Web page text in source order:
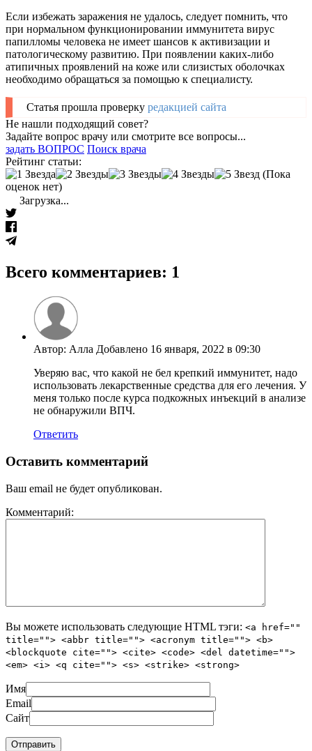
Если избежать заражения не удалось, следует помнить, что
при нормальном функционировании иммунитета вирус
папилломы человека не имеет шансов к активизации и
патологическому развитию. При появлении каких-либо
атипичных проявлений на коже или слизистых оболочках
необходимо обращаться за помощью к специалисту.
Статья прошла проверку редакцией сайта
Не нашли подходящий совет?
Задайте вопрос врачу или смотрите все вопросы...
задать ВОПРОС Поиск врача
Рейтинг статьи:
(Пока
оценок нет)
Загрузка...
Всего комментариев: 1
Автор: Алла Добавлено 16 января, 2022 в 09:30
Уверяю вас, что какой не бел крепкий иммунитет, надо
использовать лекарственные средства для его лечения. У
меня только после курса подкожных инъекций в анализе
не обнаружили ВПЧ.
Ответить
Оставить комментарий
Ваш email не будет опубликован.
Комментарий:
Вы можете использовать следующие HTML тэги: <a href=""
title=""> <abbr title=""> <acronym title=""> <b>
<blockquote cite=""> <cite> <code> <del datetime="">
<em> <i> <q cite=""> <s> <strike> <strong>
Имя
Email
Сайт